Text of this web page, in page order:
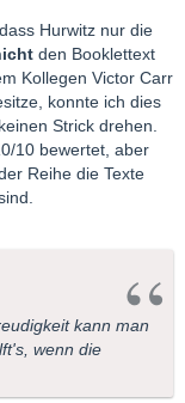
Hurwitz nur die
den Booklettext
Kollegen Victor Carr
konnte ich dies
Strick drehen.
10 bewertet, aber
Reihe die Texte
kann man
wenn die